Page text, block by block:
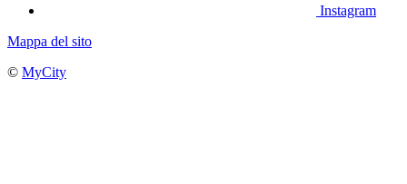
Instagram
Mappa del sito
© MyCity